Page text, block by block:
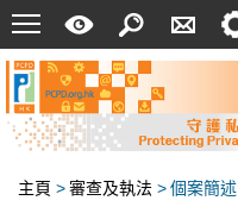
菜
單
速
指
南
索
絡
我
定
主頁 >審查及執法 >個案簡述